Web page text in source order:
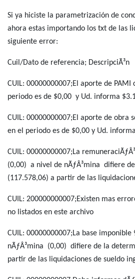
Si ya hiciste la parametrización de
ahora estas importando los txt de las
siguiente error:
Cuil/Dato de referencia; DescripciÃ³n
CUIL: 00000000007;El aporte de PAMI
periodo es de $0,00 y Ud. informa
CUIL: 00000000007;El aporte de obra
en el periodo es de $0,00 y Ud.
CUIL: 00000000007;La
(0,00) a nivel de nÃƒÂ³mina difiere
(117.578,06) a partir de las
CUIL: 200000000007;Existen mas
no listados en este archivo
CUIL: 00000000007;La base
nÃƒÂ³mina (0,00) difiere de la
partir de las liquidaciones de sueldo